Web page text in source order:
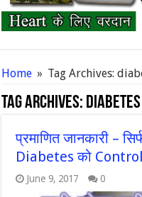
Home » Tag Archives:
Tag Archives:
प्रमाणित जानकारी –
Diabetes को
June 9, 2017 0